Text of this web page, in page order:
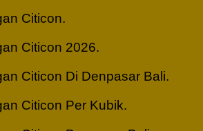
Citicon.
Citicon 2026.
Citicon Di Denpasar Bali.
Citicon Per Kubik.